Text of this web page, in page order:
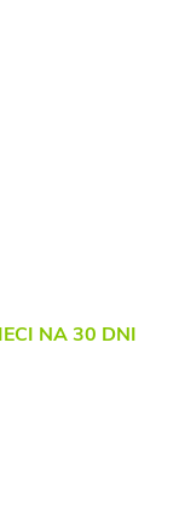
NA 30 DNI